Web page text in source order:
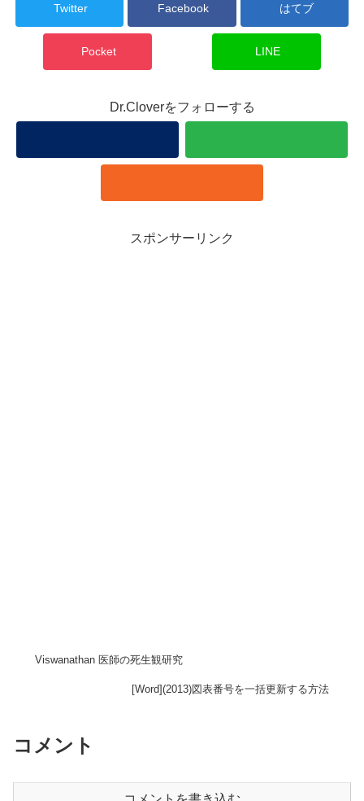
Twitter Facebook はてブ
Pocket LINE
Dr.Cloverをフォローする
スポンサーリンク
Viswanathan 医師の死生観研究
[Word](2013)図表番号を一括更新する方法
コメント